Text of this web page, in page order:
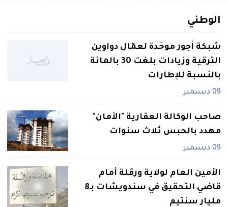
الوطني
شبكة أجور موحّدة لعمّال دواوين
الترقية وزيادات بلغت 30 بالمائة
بالنسبة للإطارات
09 ديسمبر
صاحب الوكالة العقارية "الأمان"
مهدد بالحبس ثلاث سنوات
09 ديسمبر
الأمين العام لولاية ورڤلة أمام
قاضي التحقيق في سندويشات بـ8
مليار سنتيم